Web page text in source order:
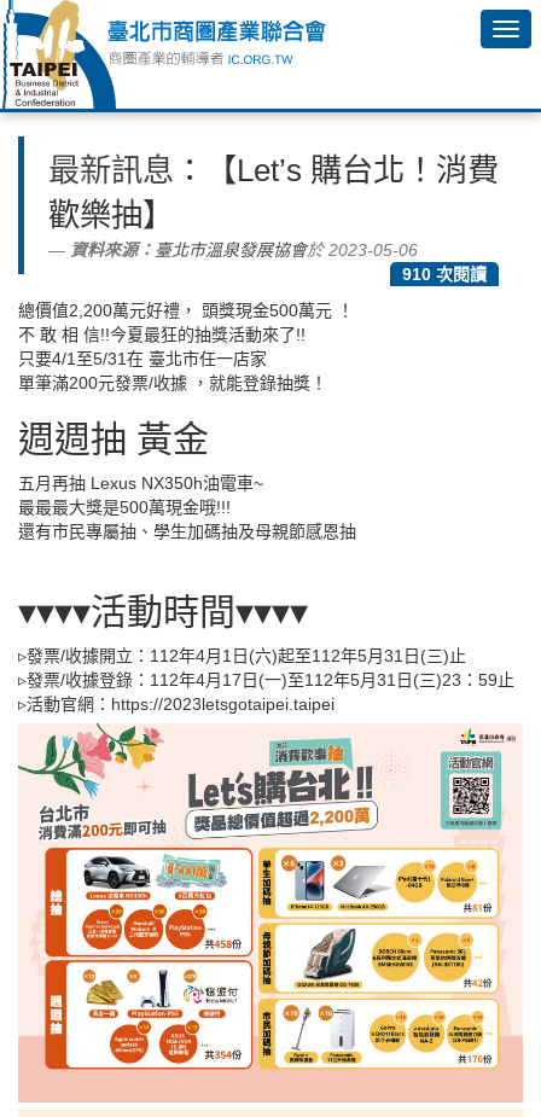
最新訊息 ：【Let’s 購台北！消費
歡樂抽】
資料來源： 臺北市溫泉發展協會於 2023-05-06
910 次閱讀
總價值2,200萬元好禮， 頭獎現金500萬元 ！
不 敢 相 信!!今夏最狂的抽獎活動來了!!
只要4/1至5/31在 臺北市任一店家
單筆滿200元發票/收據 ，就能登錄抽獎！
週週抽 黃金
五月再抽 Lexus NX350h油電車~
最最最大獎是500萬現金哦!!!
還有市民專屬抽、學生加碼抽及母親節感恩抽
▾▾▾▾活動時間▾▾▾▾
▹發票/收據開立：112年4月1日(六)起至112年5月31日(三)止
▹發票/收據登錄：112年4月17日(一)至112年5月31日(三)23：59止
▹活動官網：https://2023letsgotaipei.taipei